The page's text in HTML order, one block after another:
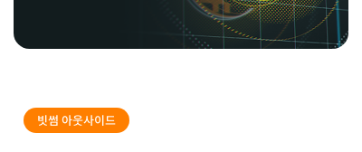
빗썸 아웃사이드